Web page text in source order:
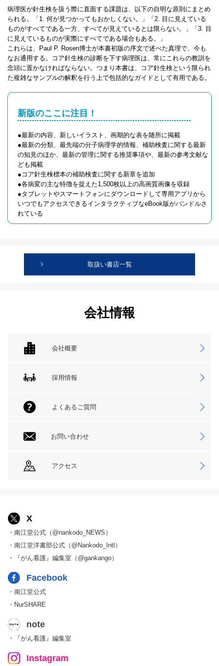
病理医が針生検を扱う際に直面する課題は、以下の自明な原則にまとめ
られる。「1. 何が見つかってもおかしくない。」「2. 目に見えている
ものがすべてである一方、すべてが見えているとは限らない。」「3. 目
に見えているものが実際にすべてである場合もある。」
これらは、Paul P. Rosen博士が本書初版の序文で述べた真理で、今も
なお通用する。コア針生検の診断を下す病理医は、常にこれらの教訓を
念頭に置かなければならない。つまり本書は、コア針生検という限られ
た複雑なサンプルの解釈を行う上で包括的なガイドとして有用である。
新版のここに注目！
●最新の内容、新しいイラスト、画期的な表を随所に掲載
●最新の分類、最先端の分子病理学的情報、補助検査に関する最新
の知見のほか、最新の管理に関する推奨事項や、最新の参考文献な
ども掲載
●コア針生検標本の補助検査に関する新章を追加
●各病変の主な特徴を捉えた1,500枚以上の高画質画像を収録
●タブレットやスマートフォンにダウンロードして専用アプリから
いつでもアクセスできるインタラクティブなeBook版がバンドルさ
れている
取扱い書店一覧
会社情報
会社概要
採用情報
よくあるご質問
お問い合わせ
アクセス
X
・南江堂公式（@nankodo_NEWS）
・南江堂洋書部公式（@Nankodo_Intl）
・『がん看護』編集室（@gankango）
Facebook
・南江堂公式
・NurSHARE
note
・『がん看護』編集室
Instagram